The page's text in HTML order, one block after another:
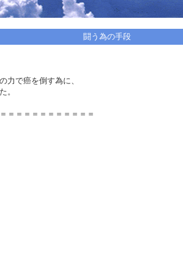
闘う為の手段
力で癌を倒す為に、
。
＝＝＝＝＝＝＝＝＝＝＝